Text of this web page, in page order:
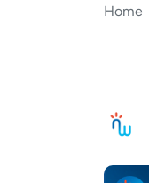
Home